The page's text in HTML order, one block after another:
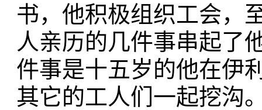
书，他积极组织工会，
人亲历的几件事串起了
件事是十五岁的他在伊
其它的工人们一起挖沟